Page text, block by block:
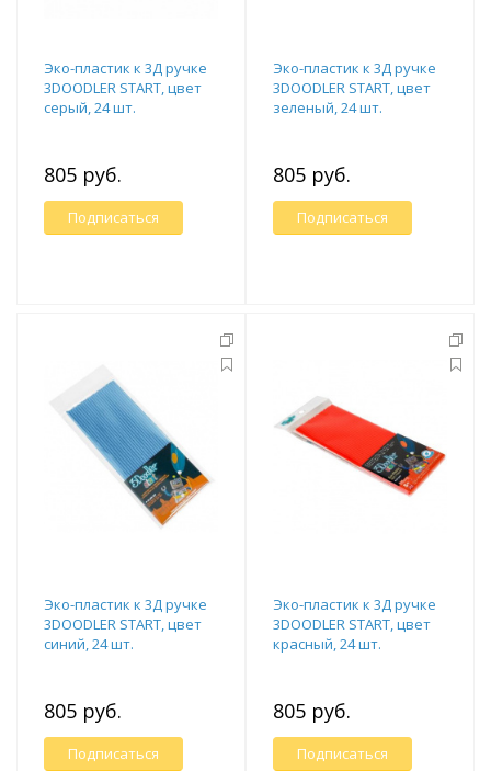
Эко-пластик к 3Д ручке
3DOODLER START, цвет
серый, 24 шт.
805 руб.
Подписаться
Эко-пластик к 3Д ручке
3DOODLER START, цвет
зеленый, 24 шт.
805 руб.
Подписаться
Эко-пластик к 3Д ручке
3DOODLER START, цвет
синий, 24 шт.
805 руб.
Подписаться
Эко-пластик к 3Д ручке
3DOODLER START, цвет
красный, 24 шт.
805 руб.
Подписаться